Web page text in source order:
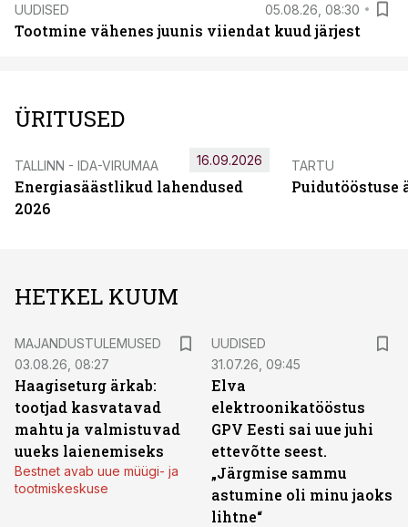
UUDISED 05.08.26, 08:30
Tootmine vähenes juunis viiendat kuud järjest
ÜRITUSED
TALLINN - IDA-VIRUMAA
Energiasäästlikud lahendused
2026
16.09.2026 TARTU
Puidutööstuse
HETKEL KUUM
MAJANDUSTULEMUSED
03.08.26, 08:27
Haagiseturg ärkab:
tootjad kasvatavad
mahtu ja valmistuvad
uueks laienemiseks
Bestnet avab uue müügi- ja
tootmiskeskuse
UUDISED
31.07.26, 09:45
Elva
elektroonikatööstus
GPV Eesti sai uue juhi
ettevõtte seest.
„Järgmise sammu
astumine oli minu jaoks
lihtne“